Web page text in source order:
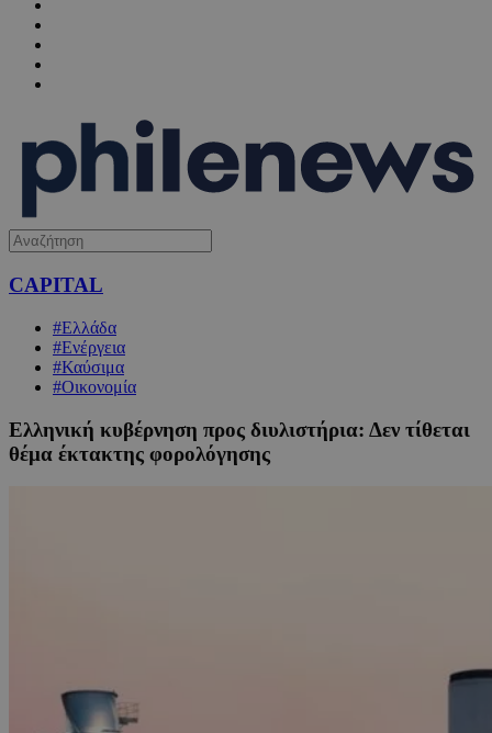
CAPITAL
#Ελλάδα
#Ενέργεια
#Καύσιμα
#Οικονομία
Ελληνική κυβέρνηση προς διυλιστήρια: Δεν τίθεται
θέμα έκτακτης φορολόγησης